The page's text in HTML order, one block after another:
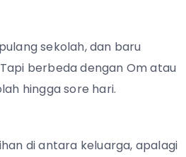
sekolah, dan baru
berbeda dengan Om atau
hingga sore hari.
di antara keluarga, apalagi